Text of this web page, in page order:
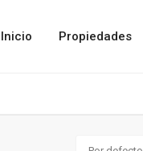
Inicio Propiedades